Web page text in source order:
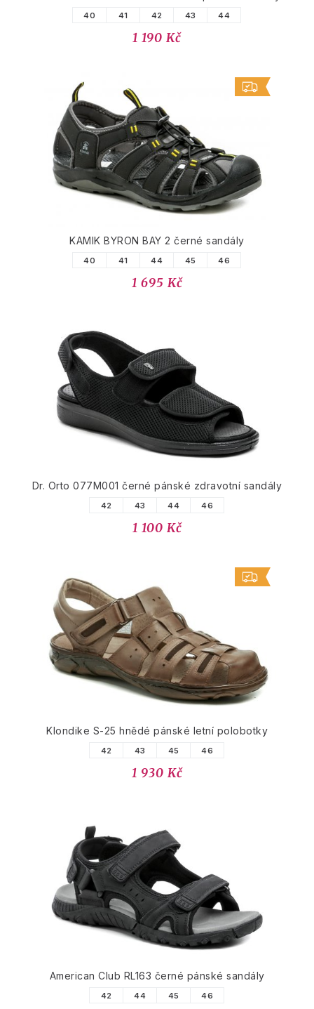
40 41 42 43 44
1 190 Kč
KAMIK BYRON BAY 2 černé sandály
40 41 44 45 46
1 695 Kč
Dr. Orto 077M001 černé pánské zdravotní sandály
42 43 44 46
1 100 Kč
Klondike S-25 hnědé pánské letní polobotky
42 43 45 46
1 930 Kč
American Club RL163 černé pánské sandály
42 44 45 46